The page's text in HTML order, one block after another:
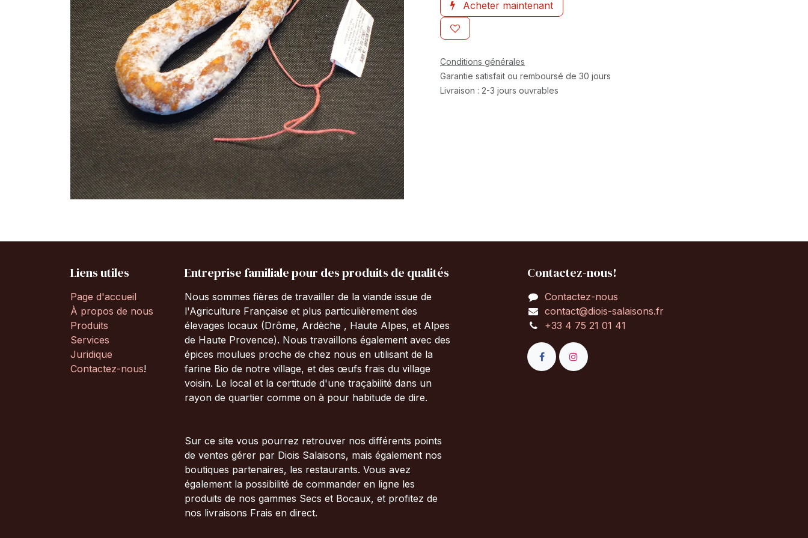
Acheter maintenant
Conditions générales
Garantie satisfait ou remboursé de 30 jours
Livraison : 2-3 jours ouvrables
Liens utiles
Page d'accueil
À propos de nous
Produits
Services
Juridique
Contactez-nous!
Entreprise familiale pour des produits de qualités
Nous sommes fières de travailler de la viande issue de
l'Agriculture Française et plus particulièrement des
élevages locaux (Drôme, Ardèche , Haute Alpes, et Alpes
de Haute Provence). Nous travaillons également avec des
épices moulues proche de chez nous en utilisant de la
farine Bio de notre village, et des œufs frais du village
voisin. Le local et la certitude d'une traçabilité dans un
rayon de quartier comme on à pour habitude de dire.
Sur ce site vous pourrez retrouver nos différents points
de ventes gérer par Diois Salaisons, mais également nos
boutiques partenaires, les restaurants. Vous avez
également la possibilité de commander en ligne les
produits de nos gammes Secs et Bocaux, et profitez de
nos livraisons Frais en direct.
Contactez-nous!
Contactez-nous
contact@diois-salaisons.fr
+33 4 75 21 01 41